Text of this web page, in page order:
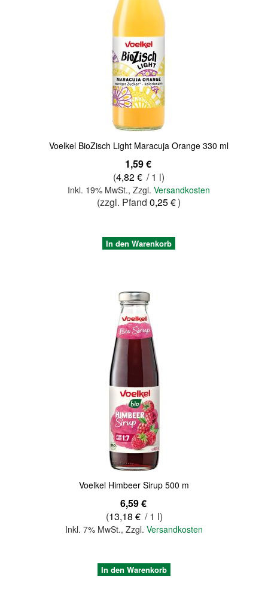
Voelkel BioZisch Light Maracuja Orange 330 ml
1,59 €
(4,82 € / 1 l)
Inkl. 19% MwSt.,Zzgl.Versandkosten
(zzgl. Pfand0,25 €)
In den Warenkorb
Voelkel Himbeer Sirup 500 m
6,59 €
(13,18 € / 1 l)
Inkl. 7% MwSt., Zzgl. Versandkosten
In den Warenkorb